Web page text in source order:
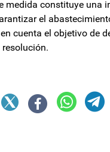
medida constituye
el
cuenta el objetivo de
y su hijo en el
contra el cáncer infantil